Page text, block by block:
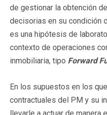
de gestionar la obtención
decisorias en su condición
es una hipótesis de
contexto de operaciones
inmobiliaria, tipo Forward
En los supuestos en los
contractuales del PM y su
llevarle a actuar de manera